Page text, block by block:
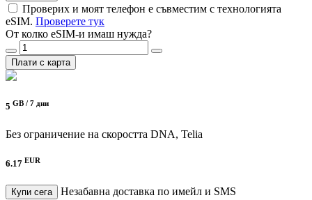
Проверих и моят телефон е съвместим с технологията
eSIM. Проверете тук
От колко eSIM-и имаш нужда?
Плати с карта
5 GB / 7 дни
Без ограничение на скоростта DNA, Telia
6.17 EUR
Купи сега
Незабавна доставка по имейл и SMS